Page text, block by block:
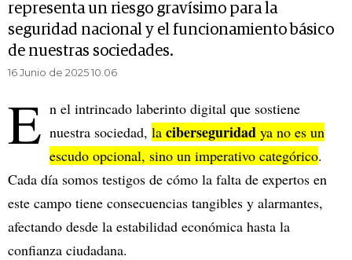
representa un riesgo gravísimo para la
seguridad nacional y el funcionamiento básico
de nuestras sociedades.
16 Junio de 2025 10.06
E n el intrincado laberinto digital que sostiene
nuestra sociedad, la ciberseguridad ya no es un
escudo opcional, sino un imperativo categórico.
Cada día somos testigos de cómo la falta de expertos en
este campo tiene consecuencias tangibles y alarmantes,
afectando desde la estabilidad económica hasta la
confianza ciudadana.